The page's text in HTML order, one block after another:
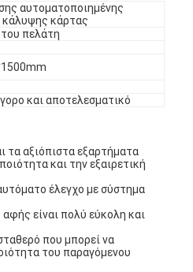
αυτοματοποιημένης
κάλυψης κάρτας
πελάτη
και αποτελεσματικό
τα αξιόπιστα εξαρτήματα
και την εξαιρετική
έλεγχο με σύστημα
είναι πολύ εύκολη και
που μπορεί να
του παραγόμενου